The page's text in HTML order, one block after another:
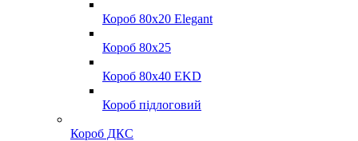
Короб 80x20 Elegant
Короб 80x25
Короб 80x40 EKD
Короб підлоговий
Короб ДКС